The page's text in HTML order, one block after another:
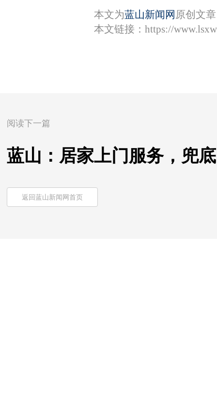
本文为蓝山新闻网 原创文
本文链接： https://
阅读下一篇
蓝山：居家上门服务，兜
返回蓝山新闻网首页